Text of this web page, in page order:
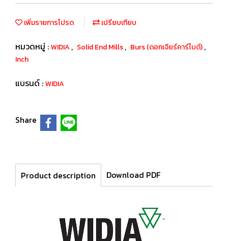
เพิ่มรายการโปรด เปรียบเทียบ
หมวดหมู่ :WIDIA , Solid End Mills, Burs (ดอกเจียร์คาร์ไบด์),
Inch
แบรนด์ :WIDIA
Share
Product description Download PDF